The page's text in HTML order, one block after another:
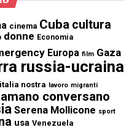
cinema Cuba cultura
donne Economia
Europa film Gaza
russia-ucraina
italia nostra lavoro migranti
conversano
Serena Mollicone sport
usa Venezuela